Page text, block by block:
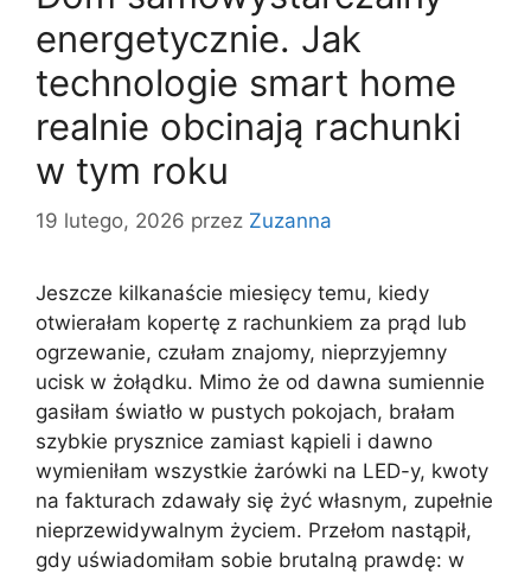
energetycznie. Jak
technologie smart home
realnie obcinają rachunki
w tym roku
19 lutego, 2026 przez Zuzanna
Jeszcze kilkanaście miesięcy temu, kiedy
otwierałam kopertę z rachunkiem za prąd lub
ogrzewanie, czułam znajomy, nieprzyjemny
ucisk w żołądku. Mimo że od dawna sumiennie
gasiłam światło w pustych pokojach, brałam
szybkie prysznice zamiast kąpieli i dawno
wymieniłam wszystkie żarówki na LED-y, kwoty
na fakturach zdawały się żyć własnym, zupełnie
nieprzewidywalnym życiem. Przełom nastąpił,
gdy uświadomiłam sobie brutalną prawdę: w